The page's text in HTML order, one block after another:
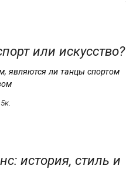
или искусство?
являются ли танцы спортом
история, стиль и